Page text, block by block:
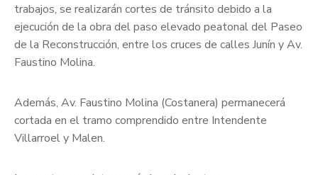
trabajos, se realizarán cortes de tránsito debido a la
ejecución de la obra del paso elevado peatonal del Paseo
de la Reconstrucción, entre los cruces de calles Junín y Av.
Faustino Molina.
Además, Av. Faustino Molina (Costanera) permanecerá
cortada en el tramo comprendido entre Intendente
Villarroel y Malen.